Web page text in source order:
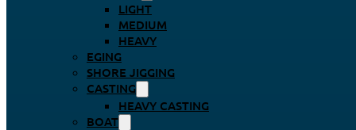
LIGHT
MEDIUM
HEAVY
EGING
SHORE JIGGING
CASTING
HEAVY CASTING
BOAT